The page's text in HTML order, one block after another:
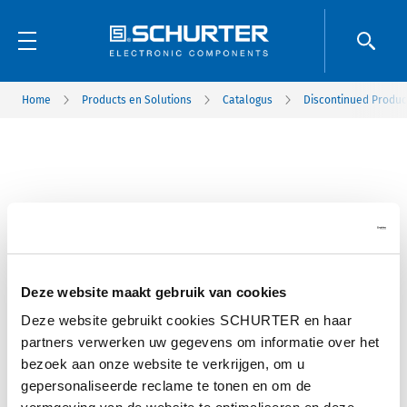
Deze website maakt gebruik van cookies
Deze website gebruikt cookies SCHURTER en haar
partners verwerken uw gegevens om informatie over het
bezoek aan onze website te verkrijgen, om u
gepersonaliseerde reclame te tonen en om de
Home Products en Solutions Catalogus Discontinued